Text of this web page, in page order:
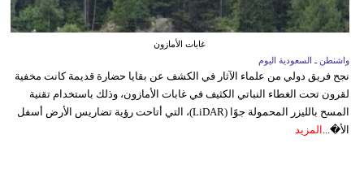
غابات الأمازون
واشنطن ـ السعودية اليوم
نجح فريق دولي من علماء الآثار في الكشف عن بقايا حضارة قديمة كانت مخفية
لقرون تحت الغطاء النباتي الكثيف في غابات الأمازون، وذلك باستخدام تقنية
المسح بالليزر المحمولة جوًا (LiDAR)، التي أتاحت رؤية تضاريس الأرض أسفل
الأ�... المزيد